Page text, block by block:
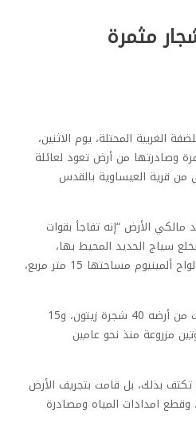
مثمرة
الغربية المحتلة، يوم الاثنين،
وصادرتها من أرض تعود لعائلة
قرية العيساوية بالقدس
الأرض “إنه تفاجأ بقوات
سياج الحديد المحيط بها،
وتهدم غرفة زراعية عبارة عن ألواح ألمينيوم مساحتها 15 متر مربع،
وأضاف أن قوات الاحتلال خلعت من أرضه 40 شجرة زيتون، و15
مزروعة منذ نحو عامين
بذلك، بل قامت بتجريف الأرض
وقطع امدادات المياه ومصادرة